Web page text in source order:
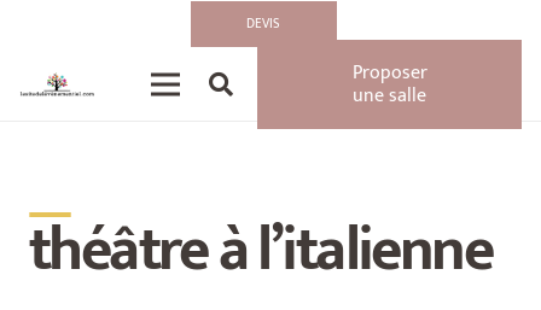
DEVIS
Proposer
une salle
__
théâtre à l’italienne